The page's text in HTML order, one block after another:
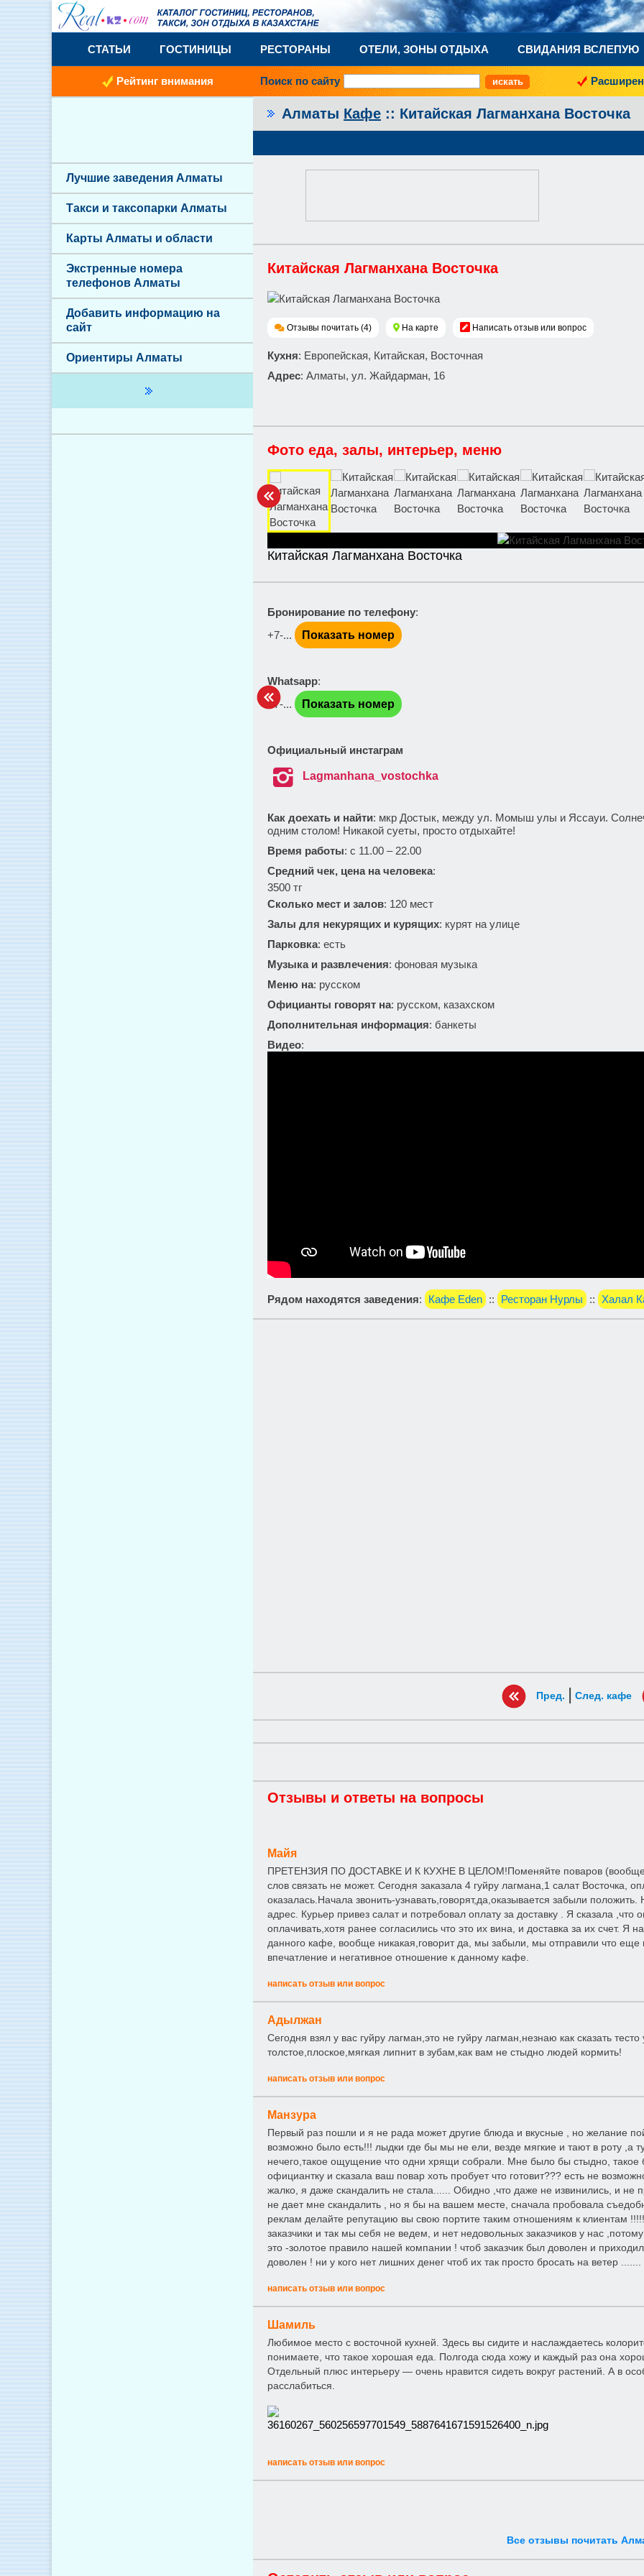
СТАТЬИ ГОСТИНИЦЫ РЕСТОРАНЫ ОТЕЛИ, ЗОНЫ ОТДЫХА СВИДАНИЯ ВСЛЕПУЮ
Рейтинг внимания Поиск по сайту
Алматы Кафе :: Китайская Лагманхана Восточка
Китайская Лагманхана Восточка
Отзывы почитать (4) На карте Написать отзыв или вопрос
Кухня: Европейская, Китайская, Восточная
Адрес: Алматы, ул. Жайдарман, 16
Фото еда, залы, интерьер, меню
Китайская Лагманхана Восточка
Бронирование по телефону:
+7-...
Показать номер
Whatsapp:
+7-...
Показать номер
Официальный инстаграм
 Lagmanhana_vostochka
Как доехать и найти: мкр Достык, между ул. Момыш улы и Яссауи.
одним столом! Никакой суеты, просто отдыхайте!
Время работы: с 11.00 – 22.00
Средний чек, цена на человека:
3500 тг
Сколько мест и залов: 120 мест
Залы для некурящих и курящих: курят на улице
Парковка: есть
Музыка и развлечения: фоновая музыка
Меню на: русском
Официанты говорят на: русском, казахском
Дополнительная информация: банкеты
Видео:
Рядом находятся заведения: Кафе Eden :: Ресторан Нурлы :: Халал
Пред. | След. кафе
Отзывы и ответы на вопросы
Майя
ПРЕТЕНЗИЯ ПО ДОСТАВКЕ И К КУХНЕ В ЦЕЛОМ!Поменяйте поваров (вообще
слов связать не может. Сегодня заказала 4 гуйру лагмана,1 салат Восточка,
оказалась.Начала звонить-узнавать,говорят,да,оказывается забыли
адрес. Курьер привез салат и потребовал оплату за доставку . Я сказала ,что
оплачивать,хотя ранее согласились что это их вина, и доставка за их счет. Я
данного кафе, вообще никакая,говорит да, мы забыли, мы отправили что еще
впечатление и негативное отношение к данному кафе.
написать отзыв или вопрос
Адылжан
Сегодня взял у вас гуйру лагман,это не гуйру лагман,незнаю как сказать
толстое,плоское,мягкая липнит в зубам,как вам не стыдно людей кормить!
написать отзыв или вопрос
Манзура
Первый раз пошли и я не рада может другие блюда и вкусные , но желание
возможно было есть!!! лыдки где бы мы не ели, везде мягкие и тают в роту ,а
нечего,такое ощущение что одни хрящи собрали. Мне было бы стыдно, такое
официантку и сказала ваш повар хоть пробует что готовит??? есть не
жалко, я даже скандалить не стала...... Обидно ,что даже не извинились, и не
не дает мне скандалить , но я бы на вашем месте, сначала пробовала
реклам делайте репутацию вы свою портите таким отношениям к клиентам
заказчики и так мы себя не ведем, и нет недовольных заказчиков у нас
это -золотое правило нашей компании ! чтоб заказчик был доволен и
доволен ! ни у кого нет лишних денег чтоб их так просто бросать на ветер .......
написать отзыв или вопрос
Шамиль
Любимое место с восточной кухней. Здесь вы сидите и наслаждаетесь
понимаете, что такое хорошая еда. Полгода сюда хожу и каждый раз она
Отдельный плюс интерьеру — очень нравится сидеть вокруг растений. А в
расслабиться.
написать отзыв или вопрос
Все отзывы почитать
Лучшие заведения Алматы
Такси и таксопарки Алматы
Карты Алматы и области
Экстренные номера
телефонов Алматы
Добавить информацию на
сайт
Ориентиры Алматы